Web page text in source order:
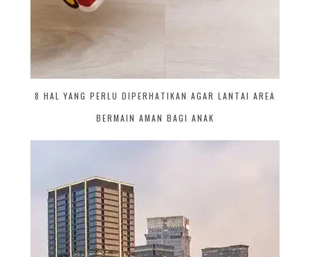
8 HAL YANG PERLU DIPERHATIKAN AGAR LANTAI AREA
BERMAIN AMAN BAGI ANAK